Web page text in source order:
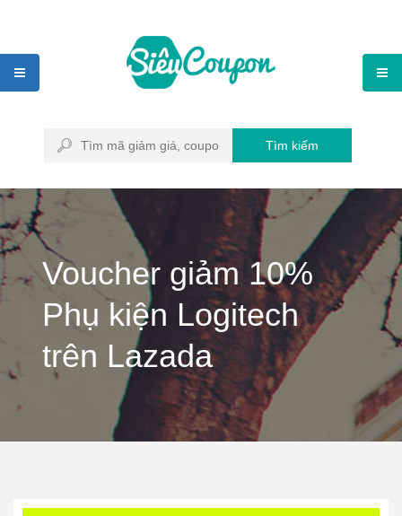
Tìm kiếm
Voucher giảm 10%
Phụ kiện Logitech
trên Lazada